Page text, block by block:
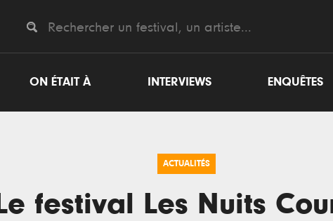
ON ÉTAIT À INTERVIEWS ENQUÊTES
ACTUALITÉS
Le festival Les Nuits